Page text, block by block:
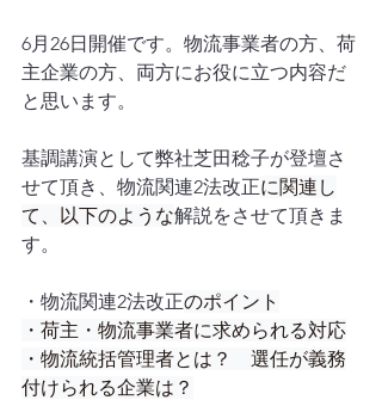
6月26日開催です。物流事業者の方、荷
主企業の方、両方にお役に立つ内容だ
と思います。
基調講演として弊社芝田稔子が登壇さ
せて頂き、物流関連2法改正に関連し
て、以下のような解説をさせて頂きま
す。
・物流関連2法改正のポイント
・荷主・物流事業者に求められる対応
・物流統括管理者とは？　選任が義務
付けられる企業は？